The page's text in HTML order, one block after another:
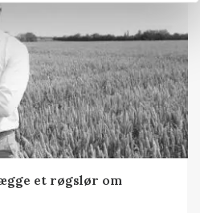
et røgslør om